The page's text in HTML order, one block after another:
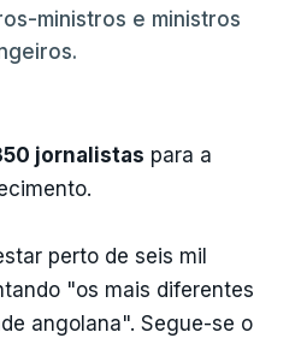
ministros e ministros
jornalistas para a
perto de seis mil
"os mais diferentes
angolana". Segue-se o